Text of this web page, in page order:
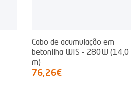
Cabo de acumulação em
betonilha WIS - 280W (14,0
m)
76,26€